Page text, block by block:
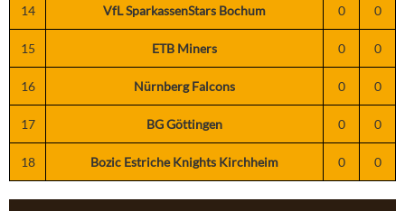
14 VfL SparkassenStars Bochum 0 0
15 ETB Miners 0 0
16 Nürnberg Falcons 0 0
17 BG Göttingen 0 0
18 Bozic Estriche Knights Kirchheim 0 0